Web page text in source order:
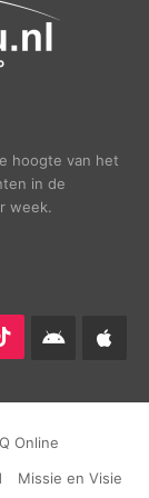
hoogte van het
in de
week.
TikTokAndroid
Online
Missie en Visie